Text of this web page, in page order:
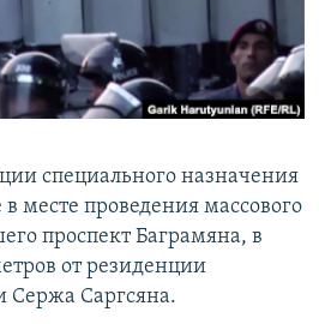
специального назначения
месте проведения массового
проспект Баграмяна, в
от резиденции
Сержа Саргсяна.